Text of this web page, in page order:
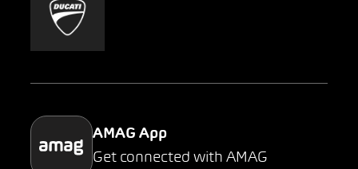
Mobility-as-a-Service
Parking
AMAG App
Get connected with AMAG